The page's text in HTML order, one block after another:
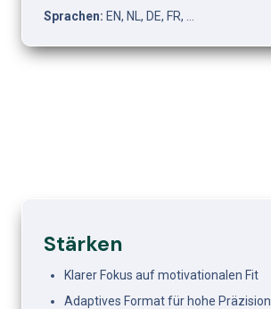
Sprachen: EN, NL, DE, FR, …
Stärken
Klarer Fokus auf motivationalen Fit
Adaptives Format für hohe Präzision